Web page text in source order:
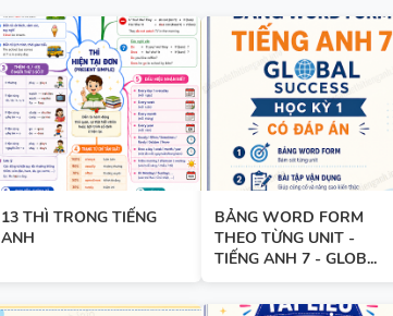
UNIT ( CÓ MỞ RỘNG ) VÀ TÓM TẮT
NGỮ PHÁP - TIẾNG ANH 6 - GLOBAL
SUCCESS - HỌC KỲ 1 - CÓ ĐÁP ÁN
CHUYÊN ĐỀ TÍNH TỪ ĐUÔI _ING VÀ
_ED - CÓ ĐÁP ÁN
13 THÌ TRONG TIẾNG
ANH
BẢNG WORD FORM
THEO TỪNG UNIT -
TIẾNG ANH 7 - GLOB...